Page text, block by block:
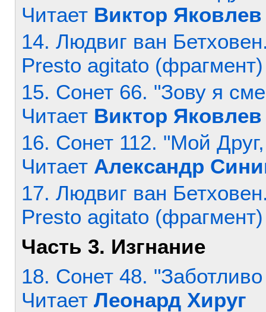
Читает Виктор Яковлев
14. Людвиг ван
Presto agitato (фрагмент)
15. Сонет 66. "Зову я
Читает Виктор Яковлев
16. Сонет 112. "Мой
Читает Александр
17. Людвиг ван
Presto agitato (фрагмент)
Часть 3. Изгнание
18. Сонет 48.
Читает Леонард Хируг